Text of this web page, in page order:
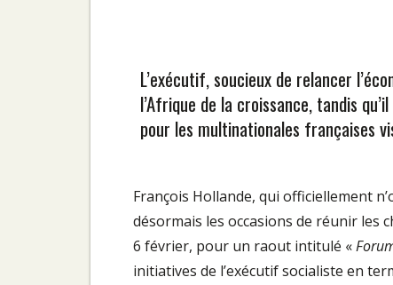
L’exécutif, soucieux de relancer
l’Afrique de la croissance, tandis
pour les multinationales françaises
François Hollande, qui officiellement
désormais les occasions de réunir les
6 février, pour un raout intitulé «
initiatives de l’exécutif socialiste en